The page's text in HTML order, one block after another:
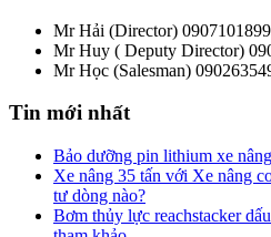
Mr Hải (Director) 0907101899
Mr Huy ( Deputy Director)
Mr Học (Salesman)
Tin mới nhất
Bảo dưỡng pin lithium xe
Xe nâng 35 tấn với Xe nâng
tư dòng nào?
Bơm thủy lực reachstacker